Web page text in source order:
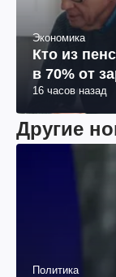
Экономика
Кто из
в 70% от
16 часов назад
Другие
Политика